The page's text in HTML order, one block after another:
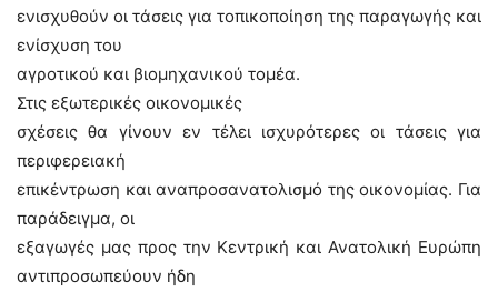
ενισχυθούν οι τάσεις για τοπικοποίηση της παραγωγής και
ενίσχυση του
αγροτικού και βιομηχανικού τομέα.
Στις εξωτερικές οικονομικές
σχέσεις θα γίνουν εν τέλει ισχυρότερες οι τάσεις για
περιφερειακή
επικέντρωση και αναπροσανατολισμό της οικονομίας. Για
παράδειγμα, οι
εξαγωγές μας προς την Κεντρική και Ανατολική Ευρώπη
αντιπροσωπεύουν ήδη